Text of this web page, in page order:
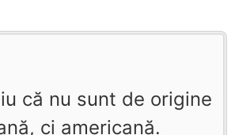
că nu sunt de origine
ci americană.